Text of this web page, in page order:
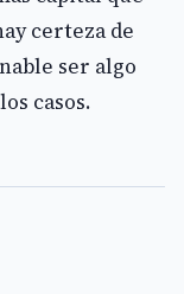
certeza de
ser algo
casos.